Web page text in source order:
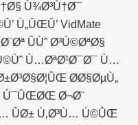
Ù¾Ø³Ù†Ø¯
Ù„ÛŒÛ’ VidMate
ÛÙˆ Ø³Ú©ØªØ§
Ù…ØªØ¹Ø¯Ø¯ Ù…
Ø­Ø§ØµÙ„
Ú¯ÛŒØŒ Ø¬Ø¨
ÛØ± Ù‚Ø³Ù… Ú©ÛŒ